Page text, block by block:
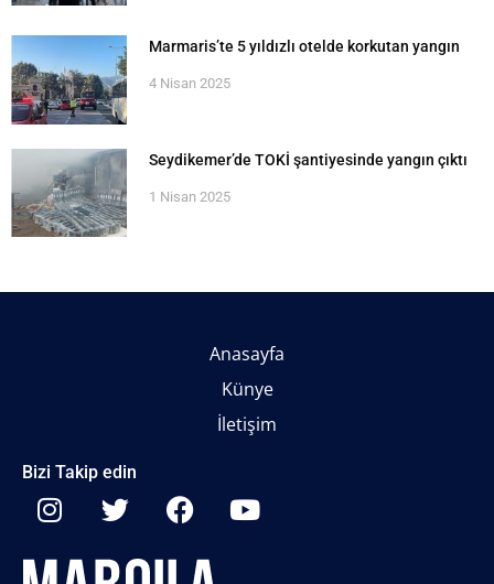
Marmaris’te 5 yıldızlı otelde korkutan yangın
4 Nisan 2025
Seydikemer’de TOKİ şantiyesinde yangın çıktı
1 Nisan 2025
Anasayfa
Künye
İletişim
Bizi Takip edin